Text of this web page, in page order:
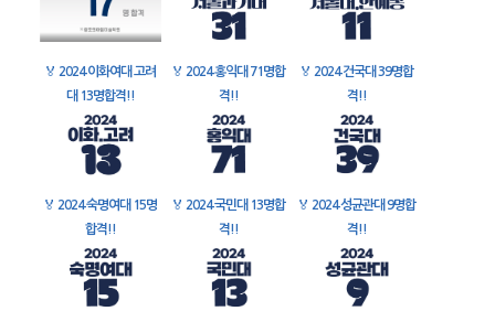
🏅 2024 이화여대 고려
대 13명합격!!
🏅 2024 홍익대 71명합
격!!
🏅 2024 건국대 39명합
격!!
🏅 2024 숙명여대 15명
합격!!
🏅 2024 국민대 13명합
격!!
🏅 2024 성균관대 9명합
격!!